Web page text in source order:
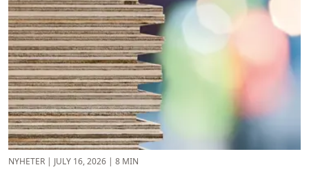
NYHETER | JULY 16, 2026 | 8 MIN